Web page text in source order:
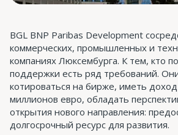
BGL BNP Paribas Development
коммерческих, промышленных и
компаниях Люксембурга. К тем, кто
поддержки есть ряд требований.
котироваться на бирже, иметь
миллионов евро, обладать
открытия нового направления:
долгосрочный ресурс для развития.